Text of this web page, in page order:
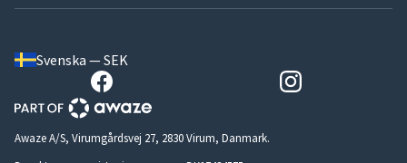
Svenska — SEK
Awaze A/S, Virumgårdsvej 27, 2830 Virum, Danmark.